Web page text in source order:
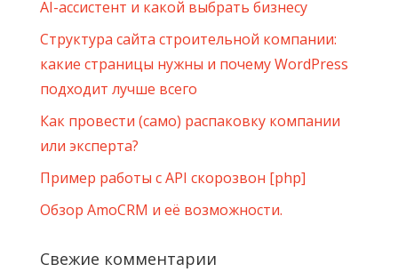
AI-ассистент и какой выбрать бизнесу
Структура сайта строительной компании:
какие страницы нужны и почему WordPress
подходит лучше всего
Как провести (само) распаковку компании
или эксперта?
Пример работы с API скорозвон [php]
Обзор AmoCRM и её возможности.
Свежие комментарии